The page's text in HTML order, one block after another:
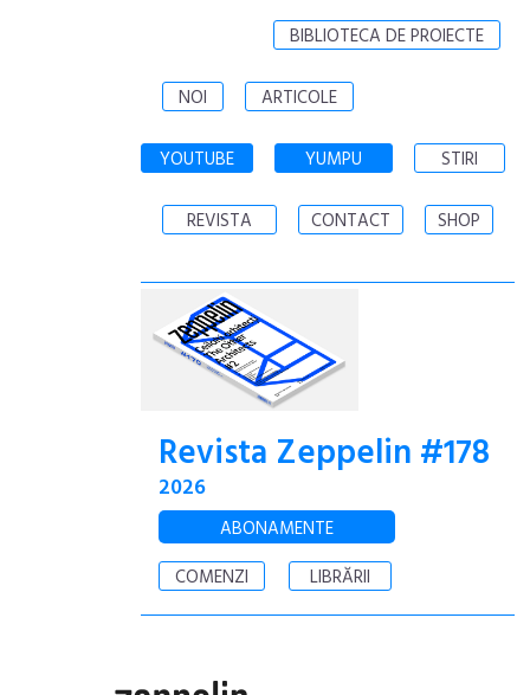
BIBLIOTECA DE PROIECTE
NOI ARTICOLE
YOUTUBE YUMPU STIRI
REVISTA CONTACT SHOP
Revista Zeppelin #178
2026
ABONAMENTE
COMENZI
LIBRĂRII